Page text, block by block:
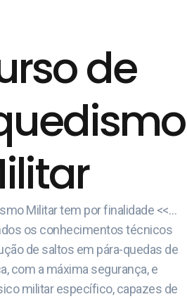
de
Militar tem por finalidade <<…
os conhecimentos técnicos
de saltos em pára-quedas de
com a máxima segurança, e
militar específico, capazes de